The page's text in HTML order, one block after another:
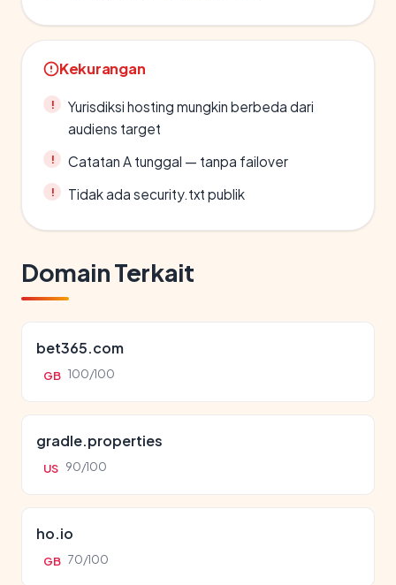
Kekurangan
Yurisdiksi hosting mungkin berbeda dari
audiens target
Catatan A tunggal — tanpa failover
Tidak ada security.txt publik
Domain Terkait
bet365.com
GB 100/100
gradle.properties
US 90/100
ho.io
GB 70/100